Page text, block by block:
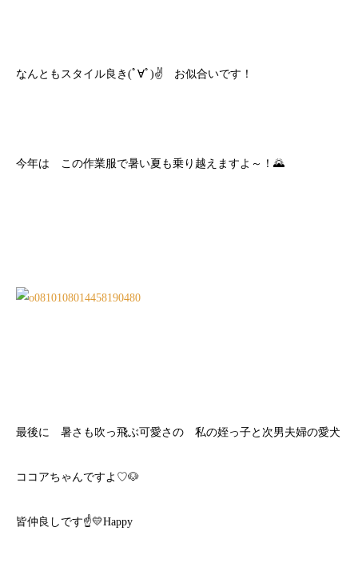
なんともスタイル良き(ﾟ∀ﾟ)✌ お似合いです！
今年は この作業服で暑い夏も乗り越えますよ～！🌄
最後に 暑さも吹っ飛ぶ可愛さの 私の姪っ子と次男夫婦の愛犬
ココアちゃんですよ♡🐶
皆仲良しです☝💛Happy